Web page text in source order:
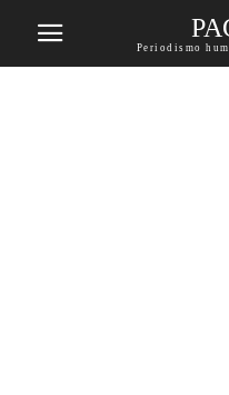
Periodismo